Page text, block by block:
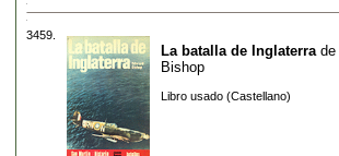
3459.
La batalla de Inglaterra de
Bishop
Libro usado (Castellano)